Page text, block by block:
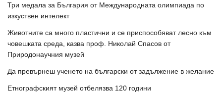
Три медала за България от Международната олимпиада по
изкуствен интелект
Животните са много пластични и се приспособяват лесно към
човешката среда, казва проф. Николай Спасов от
Природонаучния музей
Да превърнеш ученето на български от задължение в желание
Етнографският музей отбелязва 120 години